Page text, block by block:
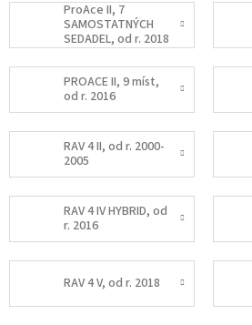
ProAce II, 7
SAMOSTATNÝCH
SEDADEL, od r. 2018
PROACE II, 9 míst,
od r. 2016
RAV 4 II, od r. 2000-
2005
RAV 4 IV HYBRID, od
r. 2016
RAV 4 V, od r. 2018